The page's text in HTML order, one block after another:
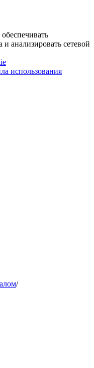
анализировать сетевой
использования
/